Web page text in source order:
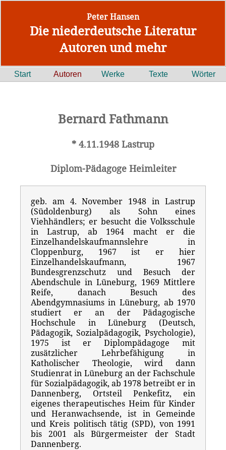
Peter Hansen
Die niederdeutsche Literatur
Autoren und mehr
Start Autoren Werke Texte Wörter
Bernard Fathmann
* 4.11.1948 Lastrup
Diplom-Pädagoge Heimleiter
geb. am 4. November 1948 in Lastrup
(Südoldenburg) als Sohn eines
Viehhändlers; er besucht die Volksschule
in Lastrup, ab 1964 macht er die
Einzelhandelskaufmannslehre in
Cloppenburg, 1967 ist er hier
Einzelhandelskaufmann, 1967
Bundesgrenzschutz und Besuch der
Abendschule in Lüneburg, 1969 Mittlere
Reife, danach Besuch des
Abendgymnasiums in Lüneburg, ab 1970
studiert er an der Pädagogische
Hochschule in Lüneburg (Deutsch,
Pädagogik, Sozialpädagogik, Psychologie),
1975 ist er Diplompädagoge mit
zusätzlicher Lehrbefähigung in
Katholischer Theologie, wird dann
Studienrat in Lüneburg an der Fachschule
für Sozialpädagogik, ab 1978 betreibt er in
Dannenberg, Ortsteil Penkefitz, ein
eigenes therapeutisches Heim für Kinder
und Heranwachsende, ist in Gemeinde
und Kreis politisch tätig (SPD), von 1991
bis 2001 als Bürgermeister der Stadt
Dannenberg.